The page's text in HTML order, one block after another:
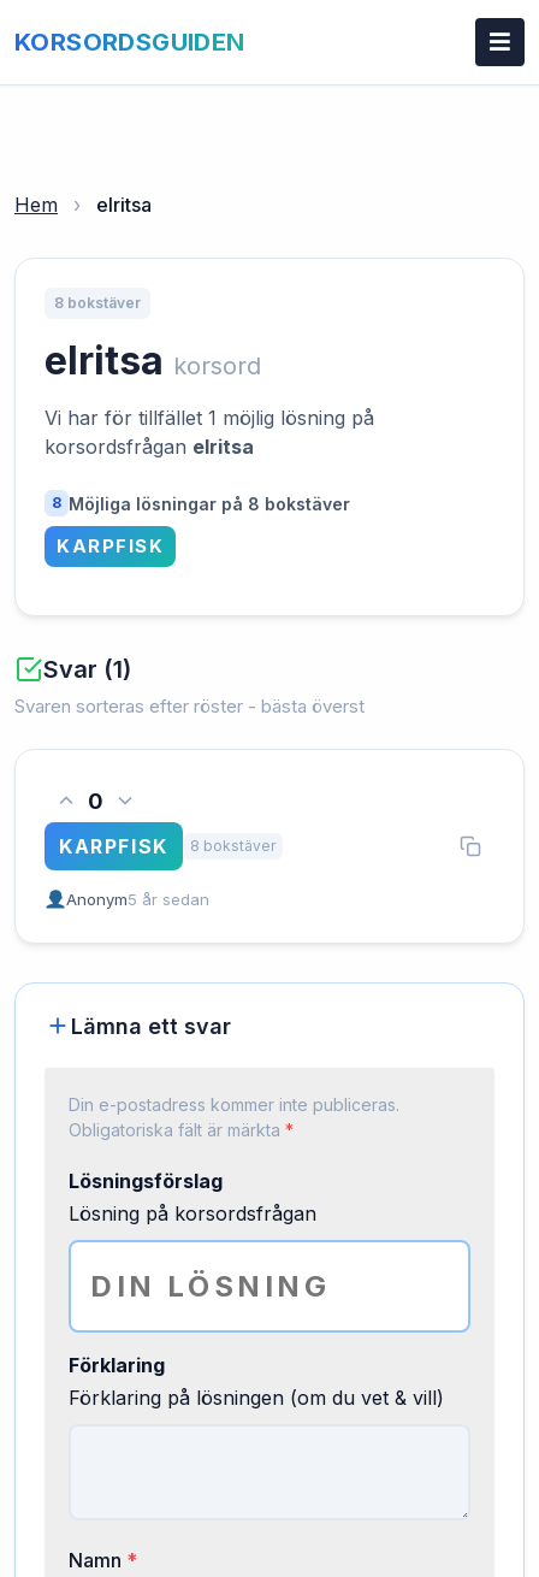
KORSORDSGUIDEN
Hem › elritsa
8 bokstäver
elritsa korsord
Vi har för tillfället 1 möjlig lösning på
korsordsfrågan elritsa
8 Möjliga lösningar på 8 bokstäver
KARPFISK
Svar (1)
Svaren sorteras efter röster - bästa överst
0
KARPFISK 8 bokstäver
Anonym5 år sedan
Lämna ett svar
Din e-postadress kommer inte publiceras.
Obligatoriska fält är märkta *
Lösningsförslag
Lösning på korsordsfrågan
Förklaring
Förklaring på lösningen (om du vet & vill)
Namn *